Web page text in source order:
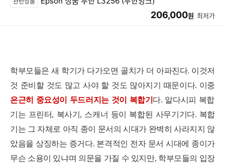
206,000원 최저가
학부모들은 새 학기가 다가오면 골치가 더 아파진다. 이것저
것 준비할 것도 많고 사야 할 것도 많아지기 때문이다. 이중
은근히 중요성이 두드러지는 것이 복합기 다. 알다시피 복합
기는 프린터, 복사기, 스캐너 등이 복합된 사무기기다. 복합
기는 그 자체로 아직 종이 문서의 시대가 완벽히 사라지지 않
았음을 상징하는 증거다. 본격적인 전자 문서 시대에 종이가
무슨 소용이 있냐며 의문을 가질 수 있지만, 학부모들의 입장